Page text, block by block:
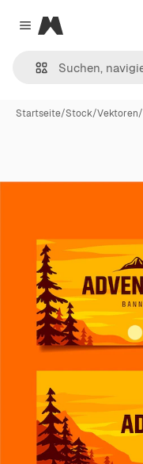
Close menu
Magnific
Startseite/Stock/Vektoren/